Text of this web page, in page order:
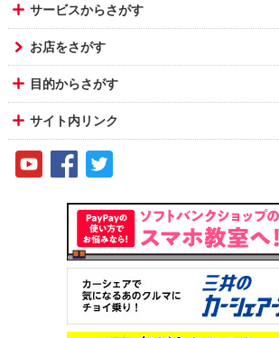
サービスからさがす
お店をさがす
目的からさがす
サイト内リンク